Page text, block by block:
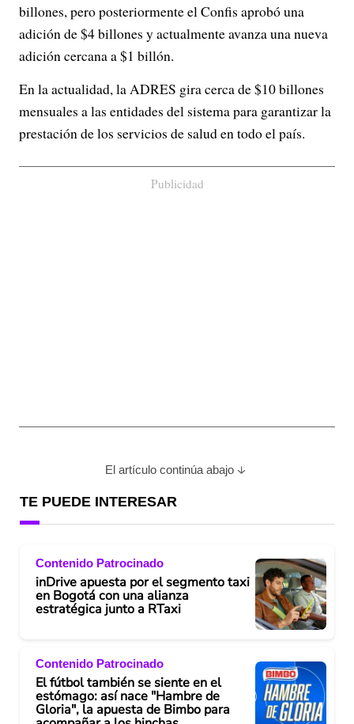
billones, pero posteriormente el Confis aprobó una
adición de $4 billones y actualmente avanza una nueva
adición cercana a $1 billón.
En la actualidad, la ADRES gira cerca de $10 billones
mensuales a las entidades del sistema para garantizar la
prestación de los servicios de salud en todo el país.
Publicidad
El artículo continúa abajo
TE PUEDE INTERESAR
Contenido Patrocinado
inDrive apuesta por el segmento taxi
en Bogotá con una alianza
estratégica junto a RTaxi
Contenido Patrocinado
El fútbol también se siente en el
estómago: así nace "Hambre de
Gloria", la apuesta de Bimbo para